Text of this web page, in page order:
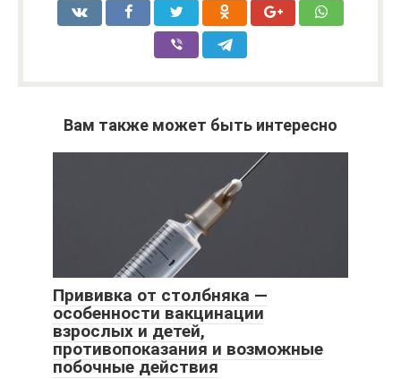
Вам также может быть интересно
Прививка от столбняка —
особенности вакцинации
взрослых и детей,
противопоказания и возможные
побочные действия